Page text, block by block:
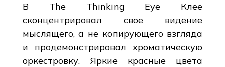
В The Thinking Eye Клее
сконцентрировал свое видение
мыслящего, а не копирующего взгляда
и продемонстрировал хроматическую
оркестровку. Яркие красные цвета